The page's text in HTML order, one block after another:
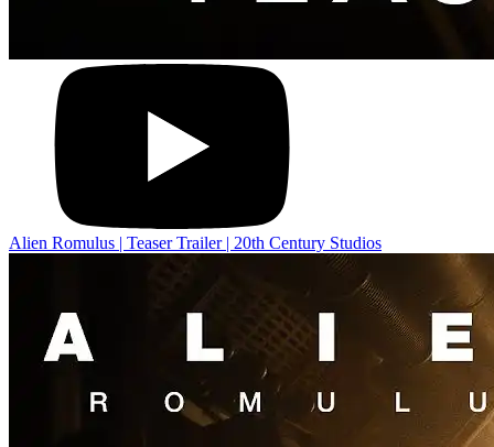
Alien Romulus | Teaser Trailer | 20th Century Studios